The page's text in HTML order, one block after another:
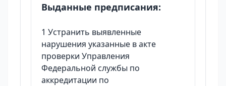
Выданные предписания:
1 Устранить выявленные
нарушения указанные в акте
проверки Управления
Федеральной службы по
аккредитации по